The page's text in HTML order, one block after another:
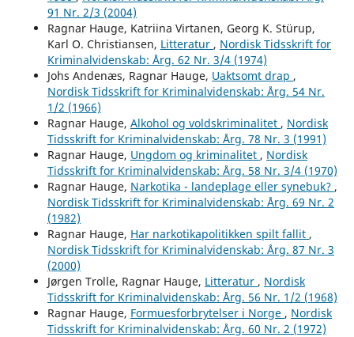
91 Nr. 2/3 (2004)
Ragnar Hauge, Katriina Virtanen, Georg K. Stürup,
Karl O. Christiansen, Litteratur , Nordisk Tidsskrift for
Kriminalvidenskab: Årg. 62 Nr. 3/4 (1974)
Johs Andenæs, Ragnar Hauge, Uaktsomt drap ,
Nordisk Tidsskrift for Kriminalvidenskab: Årg. 54 Nr.
1/2 (1966)
Ragnar Hauge, Alkohol og voldskriminalitet , Nordisk
Tidsskrift for Kriminalvidenskab: Årg. 78 Nr. 3 (1991)
Ragnar Hauge, Ungdom og kriminalitet , Nordisk
Tidsskrift for Kriminalvidenskab: Årg. 58 Nr. 3/4 (1970)
Ragnar Hauge, Narkotika - landeplage eller synebuk? ,
Nordisk Tidsskrift for Kriminalvidenskab: Årg. 69 Nr. 2
(1982)
Ragnar Hauge, Har narkotikapolitikken spilt fallit ,
Nordisk Tidsskrift for Kriminalvidenskab: Årg. 87 Nr. 3
(2000)
Jørgen Trolle, Ragnar Hauge, Litteratur , Nordisk
Tidsskrift for Kriminalvidenskab: Årg. 56 Nr. 1/2 (1968)
Ragnar Hauge, Formuesforbrytelser i Norge , Nordisk
Tidsskrift for Kriminalvidenskab: Årg. 60 Nr. 2 (1972)